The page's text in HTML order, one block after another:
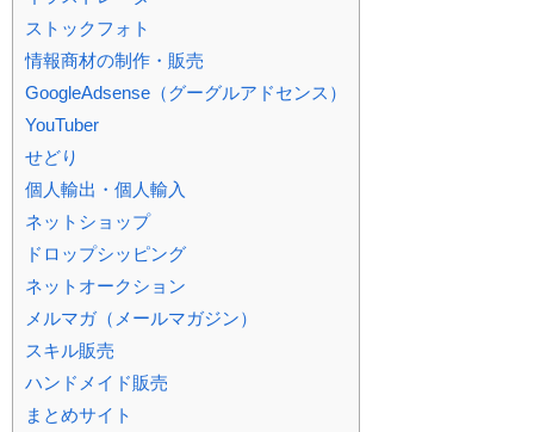
ストックフォト
情報商材の制作・販売
GoogleAdsense（グーグルアドセンス）
YouTuber
せどり
個人輸出・個人輸入
ネットショップ
ドロップシッピング
ネットオークション
メルマガ（メールマガジン）
スキル販売
ハンドメイド販売
まとめサイト